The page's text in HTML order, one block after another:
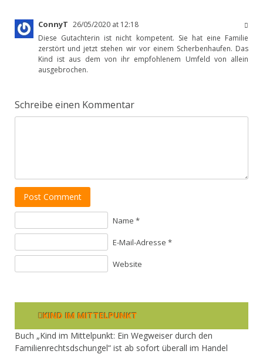
ConnyT 26/05/2020 at 12:18
Diese Gutachterin ist nicht kompetent. Sie hat eine Familie
zerstört und jetzt stehen wir vor einem Scherbenhaufen. Das
Kind ist aus dem von ihr empfohlenem Umfeld von allein
ausgebrochen.
Schreibe einen Kommentar
Post Comment
Name *
E-Mail-Adresse *
Website
KIND IM MITTELPUNKT
Buch „Kind im Mittelpunkt: Ein Wegweiser durch den
Familienrechtsdschungel“ ist ab sofort überall im Handel